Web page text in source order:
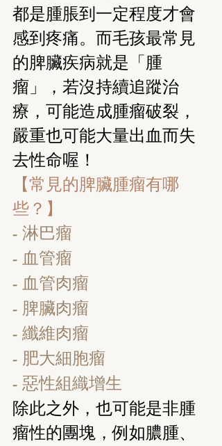
都是腫脹到一定程度才會
感到疼痛。而毛孩最常見
的脾臟疾病就是「腫
瘤」，若沒持續追蹤治
療，可能造成腫瘤破裂，
嚴重也可能大量出血而失
去性命喔！
【常見的脾臟腫瘤有哪
些？】
- 淋巴瘤
- 血管瘤
- 血管肉瘤
- 脾臟肉瘤
- 纖維肉瘤
- 肥大細胞瘤
- 惡性組織增生
除此之外，也可能是非腫
瘤性的團塊，例如膿腫、